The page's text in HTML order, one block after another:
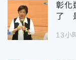
彰化
了
13小